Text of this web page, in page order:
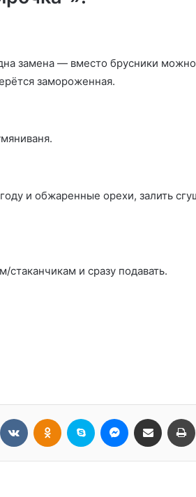
замена — вместо брусники можно
замороженная.
и обжаренные орехи, залить
и сразу подавать.
Reddit ВконтактеОдноклассники
Skype MessengerПоделиться через электронную почту